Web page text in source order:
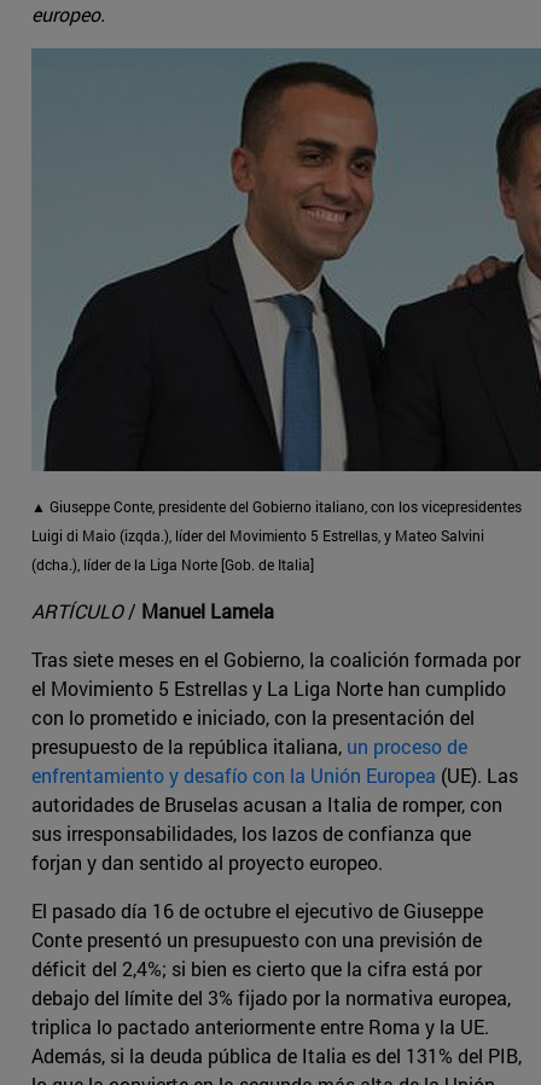
europeo.
▲ Giuseppe Conte, presidente del Gobierno italiano, con los vicepresidentes
Luigi di Maio (izqda.), líder del Movimiento 5 Estrellas, y Mateo Salvini
(dcha.), líder de la Liga Norte [Gob. de Italia]
ARTÍCULO/ Manuel Lamela
Tras siete meses en el Gobierno, la coalición formada por
el Movimiento 5 Estrellas y La Liga Norte han cumplido
con lo prometido e iniciado, con la presentación del
presupuesto de la república italiana, un proceso de
enfrentamiento y desafío con la Unión Europea (UE). Las
autoridades de Bruselas acusan a Italia de romper, con
sus irresponsabilidades, los lazos de confianza que
forjan y dan sentido al proyecto europeo.
El pasado día 16 de octubre el ejecutivo de Giuseppe
Conte presentó un presupuesto con una previsión de
déficit del 2,4%; si bien es cierto que la cifra está por
debajo del límite del 3% fijado por la normativa europea,
triplica lo pactado anteriormente entre Roma y la UE.
Además, si la deuda pública de Italia es del 131% del PIB,